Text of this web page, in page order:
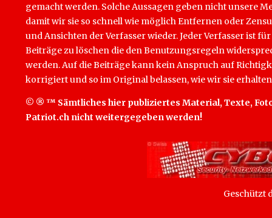
gemacht werden. Solche Aussagen geben nicht unsere
damit wir sie so schnell wie möglich Entfernen oder
und Ansichten der Verfasser wieder. Jeder Verfasser ist
Beiträge zu löschen die den Benutzungsregeln
werden. Auf die Beiträge kann kein Anspruch auf
korrigiert und so im Original belassen, wie wir sie
© ® ™ Sämtliches hier publiziertes Material, Texte,
Patriot.ch nicht weitergegeben werden!
Geschützt